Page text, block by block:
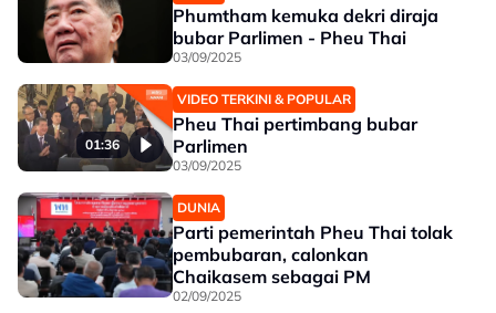
Phumtham kemuka dekri diraja
bubar Parlimen - Pheu Thai
03/09/2025
01:36
VIDEO TERKINI & POPULAR
Pheu Thai pertimbang bubar
Parlimen
03/09/2025
DUNIA
Parti pemerintah Pheu Thai tolak
pembubaran, calonkan
Chaikasem sebagai PM
02/09/2025